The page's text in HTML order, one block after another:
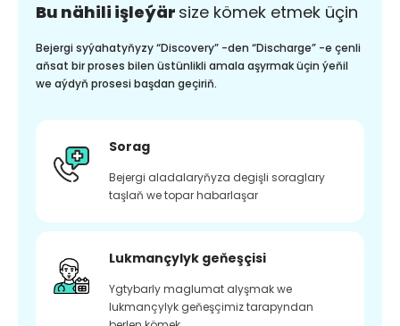
Bu nähili işleýär size kömek etmek üçin
Bejergi syýahatyňyzy “Discovery” -den “Discharge” -e çenli
aňsat bir proses bilen üstünlikli amala aşyrmak üçin ýeňil
we aýdyň prosesi başdan geçiriň.
Sorag
Bejergi aladalaryňyza degişli soraglary
taşlaň we topar habarlaşar
Lukmançylyk geňeşçisi
Ygtybarly maglumat alyşmak we
lukmançylyk geňeşçimiz tarapyndan